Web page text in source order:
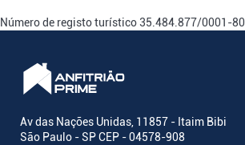
Número de registo turístico 35.484.877/0001-80
Av das Nações Unidas, 11857 - Itaim Bibi
São Paulo - SP CEP - 04578-908